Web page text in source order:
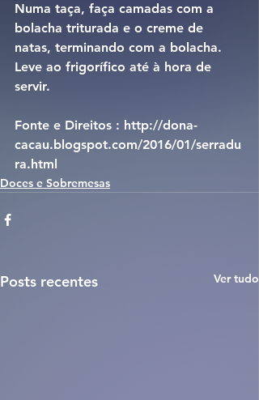
Numa taça, faça camadas com a
bolacha triturada e o creme de
natas, terminando com a bolacha.
Leve ao frigorífico até à hora de
servir.
Fonte e Direitos : http://dona-
cacau.blogspot.com/2016/01/serradu
ra.html
Doces e Sobremesas
Posts recentes Ver tudo